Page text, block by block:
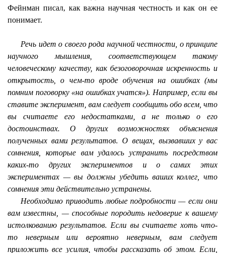
Фейнман писал, как важна научная честность и как он ее
понимает.
Речь идет о своего рода научной честности, о принципе
научного мышления, соответствующем такому
человеческому качеству, как безоговорочная искренность и
открытость, о чем-то вроде обучения на ошибках (мы
помним поговорку «на ошибках учатся»). Например, если вы
ставите эксперимент, вам следует сообщить обо всем, что
вы считаете его недостатками, а не только о его
достоинствах. О других возможностях объяснения
полученных вами результатов. О вещах, вызвавших у вас
сомнения, которые вам удалось устранить посредством
каких-то других экспериментов и о самих этих
экспериментах — вы должны убедить ваших коллег, что
сомнения эти действительно устранены.
Необходимо приводить любые подробности — если они
вам известны, — способные породить недоверие к вашему
истолкованию результатов. Если вы считаете хоть что-
то неверным или вероятно неверным, вам следует
приложить все усилия, чтобы рассказать об этом. Если,